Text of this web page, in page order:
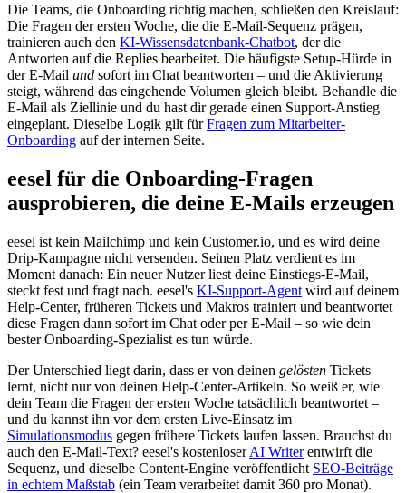
Die Teams, die Onboarding richtig machen, schließen den Kreislauf:
Die Fragen der ersten Woche, die die E-Mail-Sequenz prägen,
trainieren auch den KI-Wissensdatenbank-Chatbot, der die
Antworten auf die Replies bearbeitet. Die häufigste Setup-Hürde in
der E-Mail und sofort im Chat beantworten – und die Aktivierung
steigt, während das eingehende Volumen gleich bleibt. Behandle die
E-Mail als Ziellinie und du hast dir gerade einen Support-Anstieg
eingeplant. Dieselbe Logik gilt fürFragen zum Mitarbeiter-
Onboarding auf der internen Seite.
eesel für die Onboarding-Fragen
ausprobieren, die deine E-Mails erzeugen
eesel ist kein Mailchimp und kein Customer.io, und es wird deine
Drip-Kampagne nicht versenden. Seinen Platz verdient es im
Moment danach: Ein neuer Nutzer liest deine Einstiegs-E-Mail,
steckt fest und fragt nach. eesel's KI-Support-Agent wird auf deinem
Help-Center, früheren Tickets und Makros trainiert und beantwortet
diese Fragen dann sofort im Chat oder per E-Mail – so wie dein
bester Onboarding-Spezialist es tun würde.
Der Unterschied liegt darin, dass er von deinen gelösten Tickets
lernt, nicht nur von deinen Help-Center-Artikeln. So weiß er, wie
dein Team die Fragen der ersten Woche tatsächlich beantwortet –
und du kannst ihn vor dem ersten Live-Einsatz im
Simulationsmodus gegen frühere Tickets laufen lassen. Brauchst du
auch den E-Mail-Text? eesel's kostenloserAI Writerentwirft die
Sequenz, und dieselbe Content-Engine veröffentlicht SEO-Beiträge
in echtem Maßstab (ein Team verarbeitet damit 360 pro Monat).